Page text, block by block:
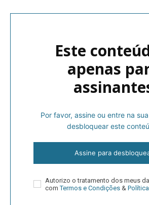
Este
apenas
Por favor, assine ou entre na
desbloquear este
Assine para
Autorizo o tratamento dos meus
comTermos e Condições &